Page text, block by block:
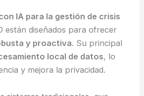
IA para la gestión de crisis
están diseñados para ofrecer
y proactiva. Su principal
local de datos, lo
y mejora la privacidad.